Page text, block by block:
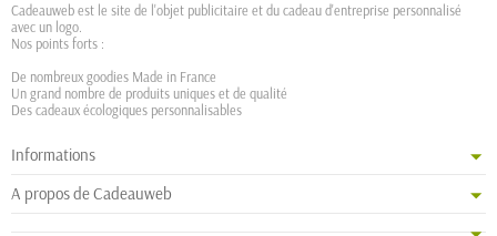
Cadeauweb est le site de l'objet publicitaire et du cadeau d'entreprise personnalisé
avec un logo.
Nos points forts :
De nombreux goodies Made in France
Un grand nombre de produits uniques et de qualité
Des cadeaux écologiques personnalisables
Informations
A propos de Cadeauweb